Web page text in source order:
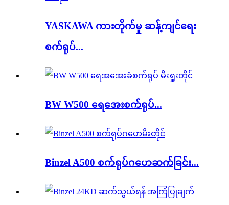
YASKAWA ကားတိုက်မှု ဆန့်ကျင်ရေး
စက်ရုပ်...
BW W500 ရေအေးစက်ရုပ်...
Binzel A500 စက်ရုပ်ဂဟေဆက်ခြင်း...